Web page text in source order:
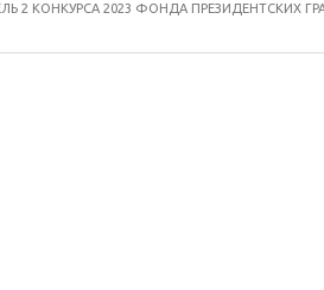
2 КОНКУРСА 2023 ФОНДА ПРЕЗИДЕНТСКИХ